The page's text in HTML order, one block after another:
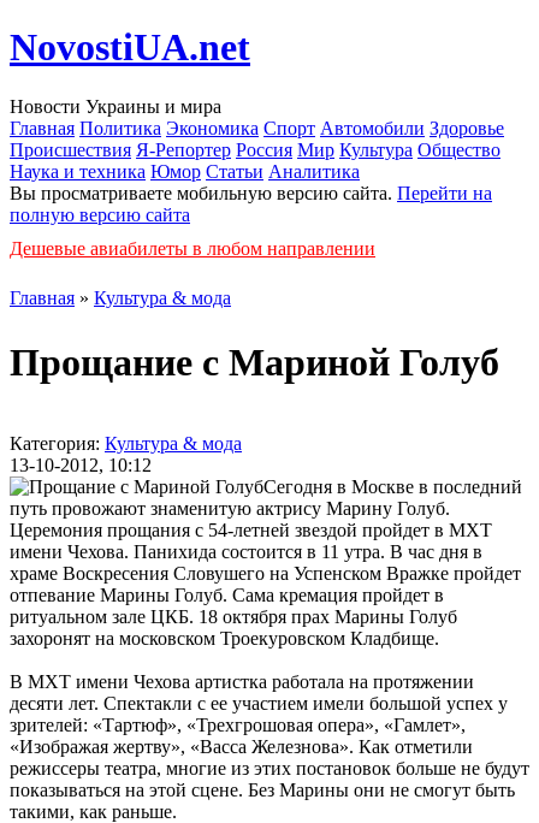
NovostiUA.net
Новости Украины и мира
Главная Политика Экономика Спорт Автомобили Здоровье
Происшествия Я-Репортер Россия Мир Культура Общество
Наука и техника Юмор Статьи Аналитика
Вы просматриваете мобильную версию сайта. Перейти на
полную версию сайта
Дешевые авиабилеты в любом направлении
Главная » Культура & мода
Прощание с Мариной Голуб
Категория: Культура & мода
13-10-2012, 10:12
Сегодня в Москве в последний
путь провожают знаменитую актрису Марину Голуб.
Церемония прощания с 54-летней звездой пройдет в МХТ
имени Чехова. Панихида состоится в 11 утра. В час дня в
храме Воскресения Словушего на Успенском Вражке пройдет
отпевание Марины Голуб. Сама кремация пройдет в
ритуальном зале ЦКБ. 18 октября прах Марины Голуб
захоронят на московском Троекуровском Кладбище.
В МХТ имени Чехова артистка работала на протяжении
десяти лет. Спектакли с ее участием имели большой успех у
зрителей: «Тартюф», «Трехгрошовая опера», «Гамлет»,
«Изображая жертву», «Васса Железнова». Как отметили
режиссеры театра, многие из этих постановок больше не будут
показываться на этой сцене. Без Марины они не смогут быть
такими, как раньше.